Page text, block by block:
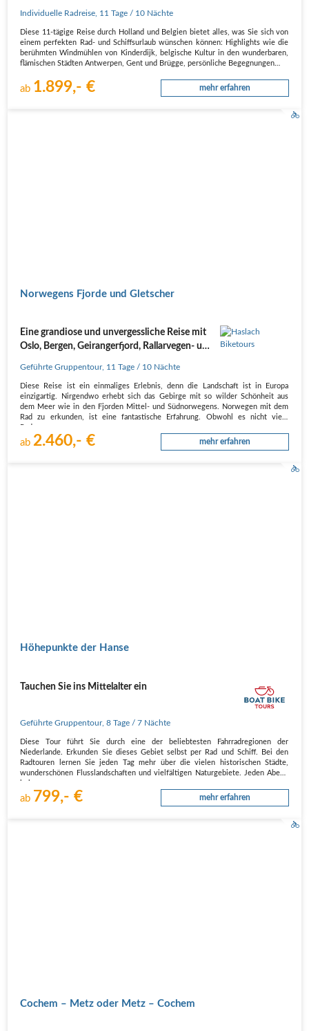
Individuelle Radreise 11 Tage / 10 Nächte
Diese 11-tägige Reise durch Holland und Belgien bietet alles, was Sie sich von
einem perfekten Rad- und Schiffsurlaub wünschen können: Highlights wie die
berühmten Windmühlen von Kinderdijk, belgische Kultur in den wunderbaren,
flämischen Städten Antwerpen, Gent und Brügge, persönliche Begegnungen…
ab 1.899,- € mehr erfahren
Norwegens Fjorde und Gletscher
Eine grandiose und unvergessliche Reise mit
Oslo, Bergen, Geirangerfjord, Rallarvegen- und
Geführte Gruppentour, 11 Tage / 10 Nächte
Diese Reise ist ein einmaliges Erlebnis, denn die Landschaft ist in Europa
einzigartig. Nirgendwo erhebt sich das Gebirge mit so wilder Schönheit aus
dem Meer wie in den Fjorden Mittel- und Südnorwegens. Norwegen mit dem
Rad zu erkunden, ist eine fantastische Erfahrung. Obwohl es nicht viele
ab 2.460,- € mehr erfahren
Höhepunkte der Hanse
Tauchen Sie ins Mittelalter ein
Geführte Gruppentour,8 Tage / 7 Nächte
Diese Tour führt Sie durch eine der beliebtesten Fahrradregionen der
Niederlande. Erkunden Sie dieses Gebiet selbst per Rad und Schiff. Bei den
Radtouren lernen Sie jeden Tag mehr über die vielen historischen Städte,
wunderschönen Flusslandschaften und vielfältigen Naturgebiete. Jeden Abend
ab 799,- € mehr erfahren
Cochem – Metz oder Metz – Cochem